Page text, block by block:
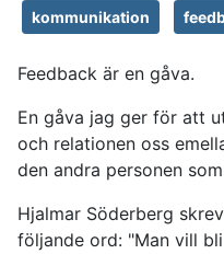
kommunikation
Feedback är en gåva.
En gåva jag ger för att
och relationen oss
den andra personen
Hjalmar Söderberg
följande ord: "Man vill